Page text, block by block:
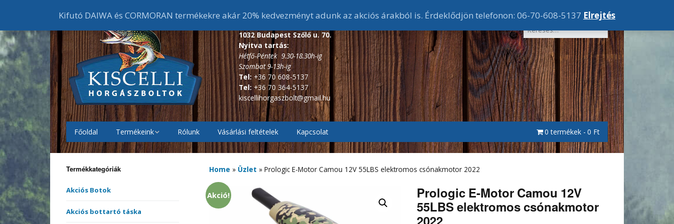
1032 Budapest Szőlő u. 70.
Nyitva tartás:
Hétfő-Péntek 9.30-18.30h-ig
Szombat 9-13h-ig
Tel:+36 70 608-5137
Tel: +36 70 364-5137
kiscellihorgaszbolt@gmail.hu
Főoldal Termékeink
Akciós Botok
Bojlis, Pontyozó, Surf
2.7m és 3 m-s bojlis
3,9 m-s bojlis botok
Feeder, Picker botok
3,6 m-s feeder botok
orsók
Harcifékes, Hátsófékes
Cipők, Bakancsok,
Rólunk Vásárlási feltételek Kapcsolat 0 termékek 0 Ft
Termékkategóriák
Akciós Botok
Akciós bottartó táska
Home » Üzlet »Prologic E-Motor Camou 12V 55LBS elektromos csónakmotor 2022
Akció!
Prologic E-Motor Camou 12V
55LBS elektromos csónakmotor
2022
Kifutó DAIWA és CORMORAN termékekre akár 20% kedvezményt adunk az akciós árakból is. Érdeklődjön telefonon: 06-70-608-5137 Elrejtés